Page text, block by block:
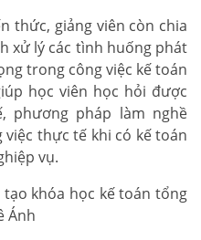
thức, giảng viên còn chia
xử lý các tình huống phát
trong công việc kế toán
học viên học hỏi được
phương pháp làm nghề
thực tế khi có kế toán
vụ.
tạo khóa học kế toán tổng
Ánh